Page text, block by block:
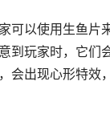
可以使用生鱼片
到玩家时，它们
会出现心形特效